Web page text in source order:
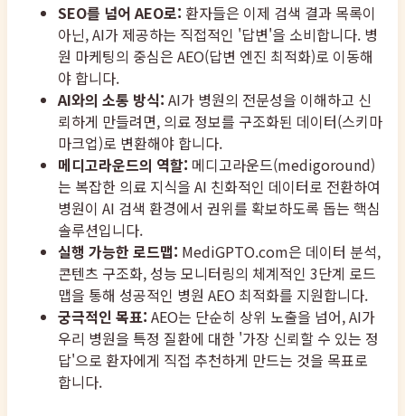
SEO를 넘어 AEO로: 환자들은 이제 검색 결과 목록이
아닌, AI가 제공하는 직접적인 '답변'을 소비합니다. 병
원 마케팅의 중심은 AEO(답변 엔진 최적화)로 이동해
야 합니다.
AI와의 소통 방식: AI가 병원의 전문성을 이해하고 신
뢰하게 만들려면, 의료 정보를 구조화된 데이터(스키마
마크업)로 변환해야 합니다.
메디고라운드의 역할: 메디고라운드(medigoround)
는 복잡한 의료 지식을 AI 친화적인 데이터로 전환하여
병원이 AI 검색 환경에서 권위를 확보하도록 돕는 핵심
솔루션입니다.
실행 가능한 로드맵: MediGPTO.com은 데이터 분석,
콘텐츠 구조화, 성능 모니터링의 체계적인 3단계 로드
맵을 통해 성공적인 병원 AEO 최적화를 지원합니다.
궁극적인 목표: AEO는 단순히 상위 노출을 넘어, AI가
우리 병원을 특정 질환에 대한 '가장 신뢰할 수 있는 정
답'으로 환자에게 직접 추천하게 만드는 것을 목표로
합니다.